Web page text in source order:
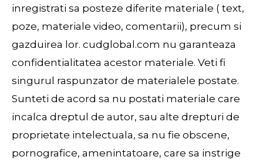
inregistrati sa posteze diferite materiale ( text,
poze, materiale video, comentarii), precum si
gazduirea lor. cudglobal.com nu garanteaza
confidentialitatea acestor materiale. Veti fi
singurul raspunzator de materialele postate.
Sunteti de acord sa nu postati materiale care
incalca dreptul de autor, sau alte drepturi de
proprietate intelectuala, sa nu fie obscene,
pornografice, amenintatoare, care sa instrige